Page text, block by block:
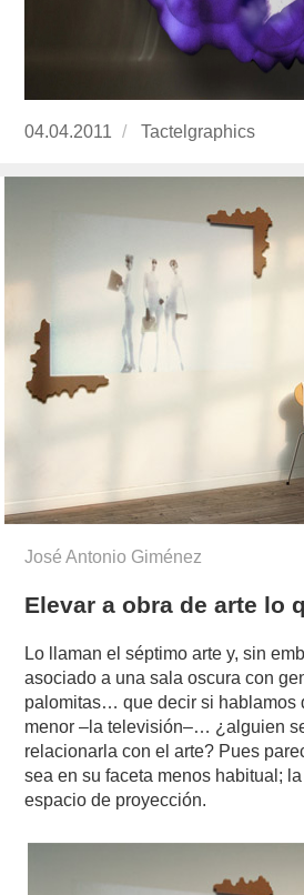
Publicado
04.04.2011 https://
Tactelgraphics
José Antonio Giménez
Elevar a obra de arte lo
Lo llaman el séptimo arte y, sin
asociado a una sala oscura con
palomitas… que decir si hablamos
menor –la televisión–… ¿alguien
relacionarla con el arte? Pues
sea en su faceta menos habitual;
espacio de proyección.